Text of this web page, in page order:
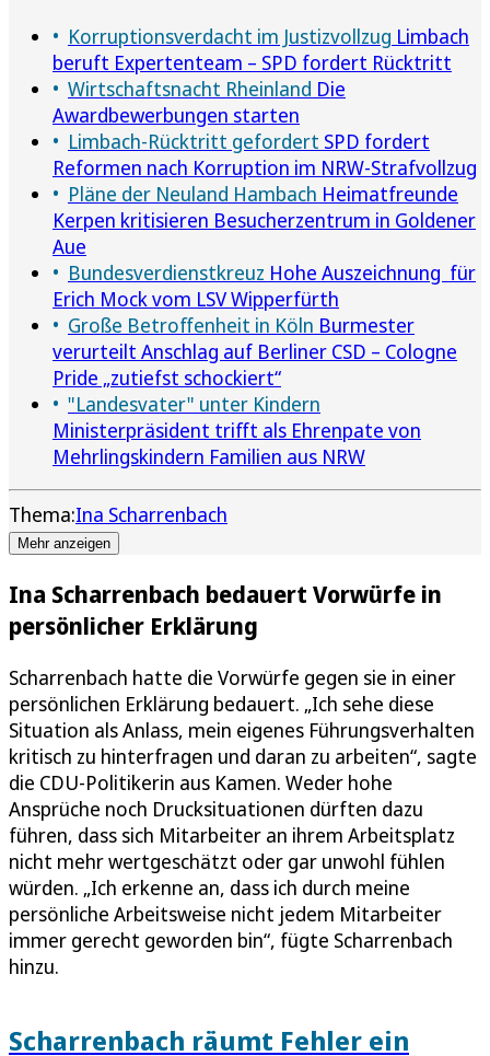
Korruptionsverdacht im Justizvollzug Limbach
beruft Expertenteam – SPD fordert Rücktritt
Wirtschaftsnacht Rheinland Die
Awardbewerbungen starten
Limbach-Rücktritt gefordert SPD fordert
Reformen nach Korruption im NRW-Strafvollzug
Pläne der Neuland Hambach Heimatfreunde
Kerpen kritisieren Besucherzentrum in Goldener
Aue
Bundesverdienstkreuz Hohe Auszeichnung für
Erich Mock vom LSV Wipperfürth
Große Betroffenheit in Köln Burmester
verurteilt Anschlag auf Berliner CSD – Cologne
Pride „zutiefst schockiert“
"Landesvater" unter Kindern
Ministerpräsident trifft als Ehrenpate von
Mehrlingskindern Familien aus NRW
Thema:Ina Scharrenbach
Mehr anzeigen
Ina Scharrenbach bedauert Vorwürfe in
persönlicher Erklärung
Scharrenbach hatte die Vorwürfe gegen sie in einer
persönlichen Erklärung bedauert. „Ich sehe diese
Situation als Anlass, mein eigenes Führungsverhalten
kritisch zu hinterfragen und daran zu arbeiten“, sagte
die CDU-Politikerin aus Kamen. Weder hohe
Ansprüche noch Drucksituationen dürften dazu
führen, dass sich Mitarbeiter an ihrem Arbeitsplatz
nicht mehr wertgeschätzt oder gar unwohl fühlen
würden. „Ich erkenne an, dass ich durch meine
persönliche Arbeitsweise nicht jedem Mitarbeiter
immer gerecht geworden bin“, fügte Scharrenbach
hinzu.
Scharrenbach räumt Fehler ein